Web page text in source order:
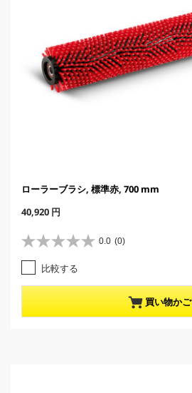
ローラーブラシ, 標準赤, 700 mm
C
r
r
e
n
t
p
40,920 円
0.0 (0)
星
0
.
0
／
5
比較する
買い物かご